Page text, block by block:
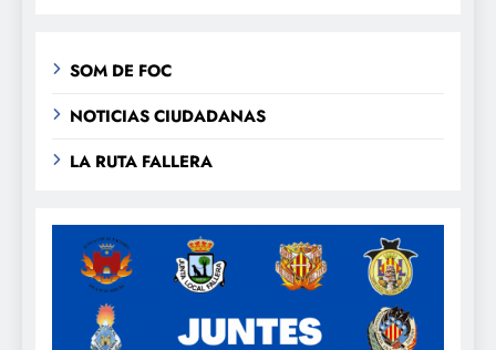
SOM DE FOC
NOTICIAS CIUDADANAS
LA RUTA FALLERA